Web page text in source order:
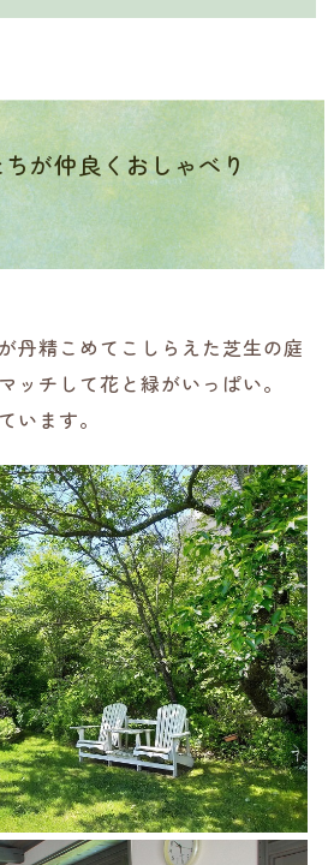
が仲良くおしゃべり
丹精こめてこしらえた芝生の庭
ッチして花と緑がいっぱい。
います。